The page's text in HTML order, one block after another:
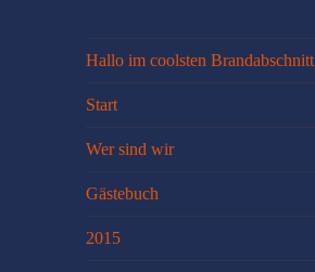
Hallo im coolsten Brandabschnitt
Start
Wer sind wir
Gästebuch
2015